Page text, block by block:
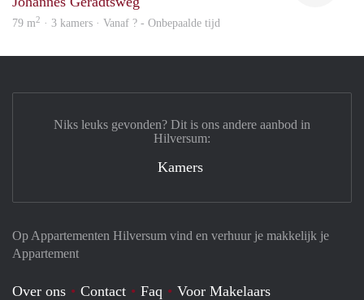
79 m2 · 3 kamers · Vanaf ? - Onbepaalde tijd
Op Appartementen Hilversum vind en verhuur je makkelijk je
Appartement
Over ons Contact Faq
Voor Makelaars
Niks leuks gevonden? Dit is ons andere aanbod in
Hilversum:
Kamers